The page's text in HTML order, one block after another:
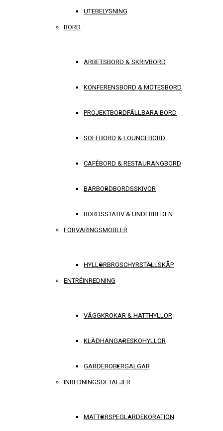
UTEBELYSNING
BORD
ARBETSBORD & SKRIVBORD
KONFERENSBORD & MÖTESBORD
PROJEKTBORDFÄLLBARA BORD
SOFFBORD & LOUNGEBORD
CAFÉBORD & RESTAURANGBORD
BARBORDBORDSSKIVOR
BORDSSTATIV & UNDERREDEN
FÖRVARINGSMÖBLER
HYLLORBROSCHYRSTÄLLSKÅP
ENTRÉINREDNING
VÄGGKROKAR & HATTHYLLOR
KLÄDHÄNGARESKOHYLLOR
GARDEROBERGALGAR
INREDNINGSDETALJER
MATTORSPEGLARDEKORATION